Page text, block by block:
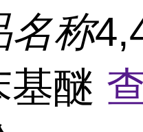
名称
基醚